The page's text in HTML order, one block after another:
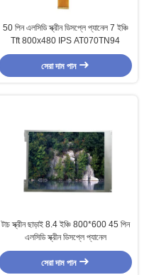
50 পিন এলসিডি স্ক্রীন ডিসপ্লে প্যানেল 7 ইঞ্চি
Tft 800x480 IPS AT070TN94
সেরা দাম পান
টাচ স্ক্রীন ছাড়াই 8.4 ইঞ্চি 800*600 45 পিন
এলসিডি স্ক্রীন ডিসপ্লে প্যানেল
সেরা দাম পান